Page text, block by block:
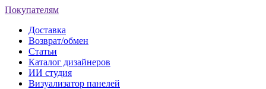
Покупателям
Доставка
Возврат/обмен
Статьи
Каталог дизайнеров
ИИ студия
Визуализатор панелей